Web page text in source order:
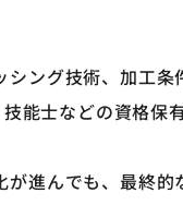
ング技術、加工
能士などの資格
進んでも、最終